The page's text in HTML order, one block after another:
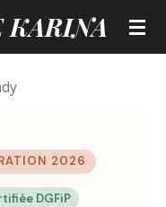
KARINA
2026
DGFiP